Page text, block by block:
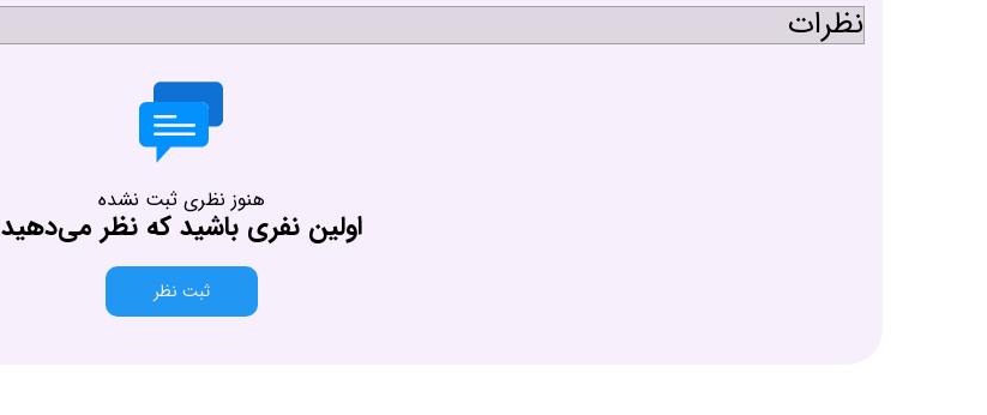
نظرات
هنوز نظری ثبت نشده
اولین نفری باشید که نظر می‌دهید
ثبت نظر